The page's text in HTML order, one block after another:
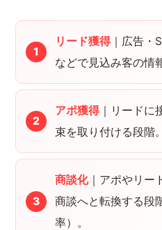
リード獲得 ｜広告・
などで見込み客の情
アポ獲得 ｜リードに
束を取り付ける段階。
商談化｜アポやリー
商談へと転換する段
率）。